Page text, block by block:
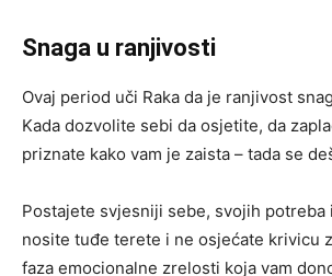
Snaga u ranjivosti
Ovaj period uči Raka da je ranjivost
Kada dozvolite sebi da osjetite, da
priznate kako vam je zaista – tada se
Postajete svjesniji sebe, svojih potreba
nosite tuđe terete i ne osjećate krivicu
faza emocionalne zrelosti koja vam